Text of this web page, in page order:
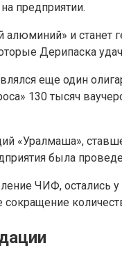
предприятии.
алюминий» и
Дерипаска
еще один
130 тысяч
«Уралмаша»,
была
ЧИФ, остались
сокращение